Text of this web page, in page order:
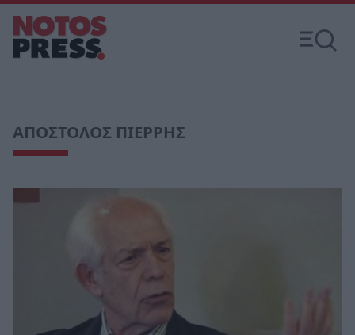
ΑΠΟΣΤΟΛΟΣ ΠΙΕΡΡΗΣ